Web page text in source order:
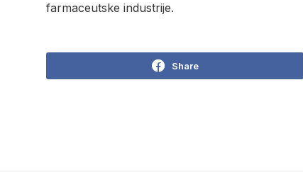
farmaceutske industrije.
Share